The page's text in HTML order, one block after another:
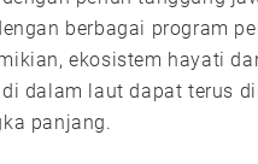
berbagai program
ekosistem hayati
dalam laut dapat terus
panjang.